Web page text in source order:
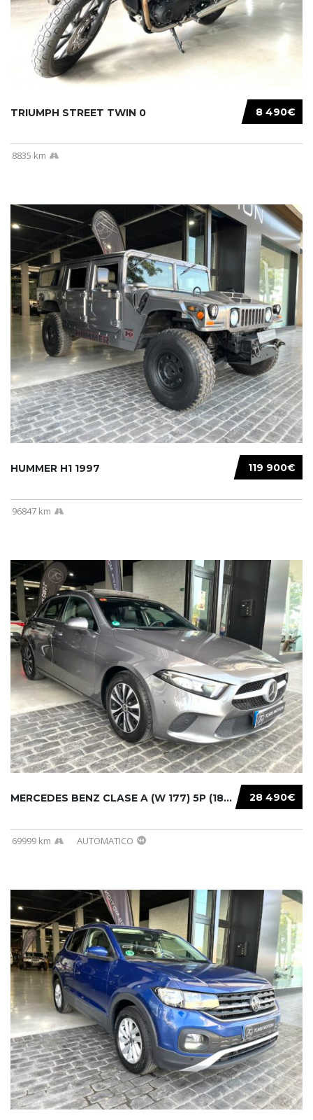
8 490€
TRIUMPH STREET TWIN 0
8835 km
119 900€
HUMMER H1 1997
96847 km
28 490€
MERCEDES BENZ CLASE A (W 177) 5P (18-) 2020....
69999 km AUTOMATICO